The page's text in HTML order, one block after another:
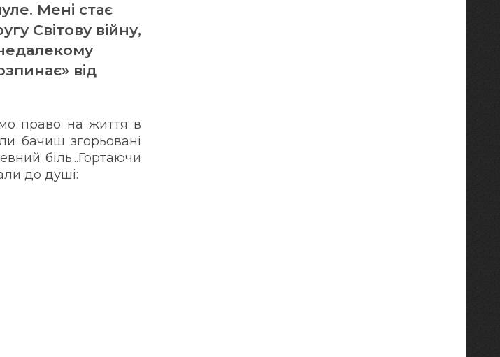
Мені стає
Світову війну,
від
право на життя в
бачиш згорьовані
біль...Гортаючи
до душі: